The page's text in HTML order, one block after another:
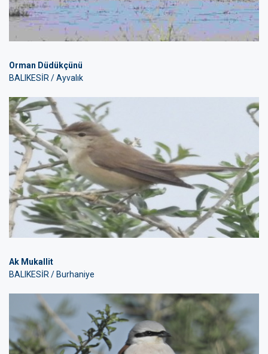
Orman Düdükçünü
BALIKESİR / Ayvalık
Ak Mukallit
BALIKESİR / Burhaniye